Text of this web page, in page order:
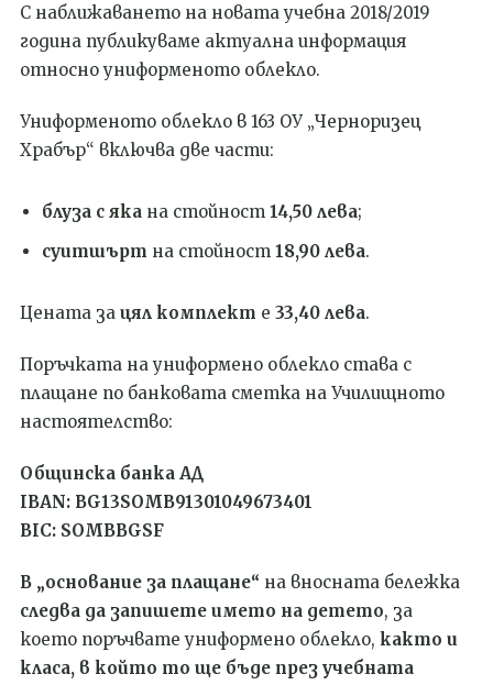
С наближаването на новата учебна 2018/2019
година публикуваме актуална информация
относно униформеното облекло.
Униформеното облекло в 163 ОУ „Черноризец
Храбър“ включва две части:
блуза с яка на стойност 14,50 лева;
суитшърт на стойност 18,90 лева.
Цената за цял комплект е 33,40 лева.
Поръчката на униформено облекло става с
плащане по банковата сметка на Училищното
настоятелство:
Общинска банка АД
IBAN: BG13SOMB91301049673401
BIC: SOMBBGSF
В „основание за плащане“ на вносната бележка
следва да запишете името на детето, за
което поръчвате униформено облекло, както и
класа, в който то ще бъде през учебната